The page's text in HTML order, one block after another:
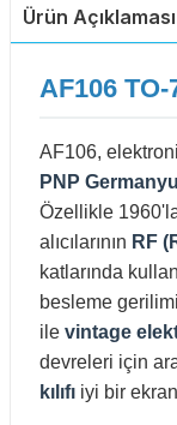
Ürün Açıklaması
AF106
AF106,
PNP
Özellikle
alıcılarının RF
katlarında
besleme
ile vintage
devreleri için
kılıfı iyi bir